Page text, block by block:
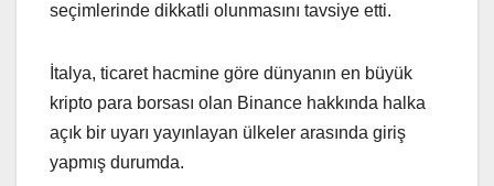
seçimlerinde dikkatli olunmasını tavsiye etti.
İtalya, ticaret hacmine göre dünyanın en büyük
kripto para borsası olan Binance hakkında halka
açık bir uyarı yayınlayan ülkeler arasında giriş
yapmış durumda.